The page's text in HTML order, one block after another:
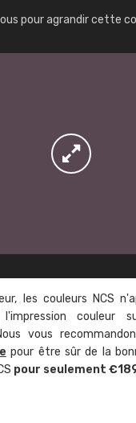
pour agrandir cette
les couleurs NCS
couleur
vous
pour être sûr de la
pour seulement